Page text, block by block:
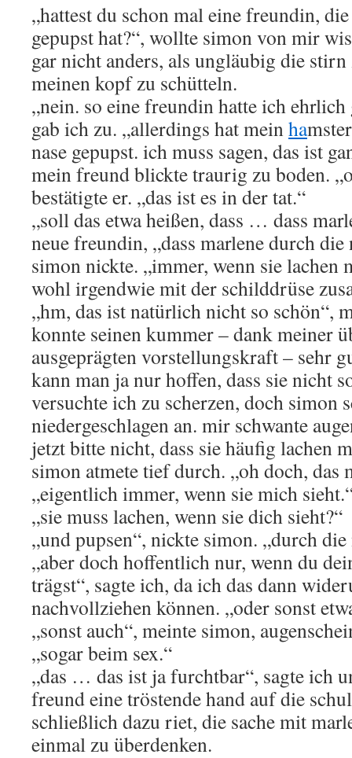
„hattest du schon mal eine freundin,
gepupst hat?“, wollte simon von mir
gar nicht anders, als ungläubig die
meinen kopf zu schütteln.
„nein. so eine freundin hatte ich ehrlich
gab ich zu. „allerdings hat meinha
nase gepupst. ich muss sagen, das ist
mein freund blickte traurig zu boden.
bestätigte er. „das ist es in der tat.“
„soll das etwa heißen, dass … dass
neue freundin, „dass marlene durch die
simon nickte. „immer, wenn sie lachen
wohl irgendwie mit der schilddrüse
„hm, das ist natürlich nicht so schön“,
konnte seinen kummer – dank meiner
ausgeprägten vorstellungskraft – sehr
kann man ja nur hoffen, dass sie nicht
versuchte ich zu scherzen, doch simon
niedergeschlagen an. mir schwante
jetzt bitte nicht, dass sie häufig lachen
simon atmete tief durch. „oh doch, das
„eigentlich immer, wenn sie mich
„sie muss lachen, wenn sie dich sieht?“
„und pupsen“, nickte simon. „durch die
„aber doch hoffentlich nur, wenn du
trägst“, sagte ich, da ich das dann
nachvollziehen können. „oder sonst
„sonst auch“, meinte simon,
„sogar beim sex.“
„das … das ist ja furchtbar“, sagte ich
freund eine tröstende hand auf die
schließlich dazu riet, die sache mit
einmal zu überdenken.